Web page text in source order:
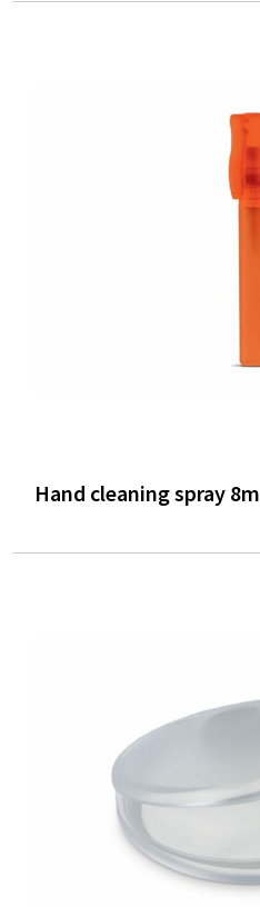
Hand cleaning spray 8m